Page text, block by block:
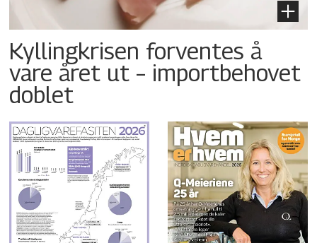
Kyllingkrisen forventes å
vare året ut – importbehovet
doblet